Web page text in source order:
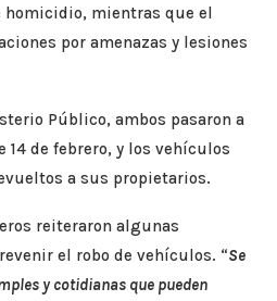
mientras que el
por amenazas y lesiones
Público, ambos pasaron a
de febrero, y los vehículos
a sus propietarios.
reiteraron algunas
el robo de vehículos. “Se
y cotidianas que pueden